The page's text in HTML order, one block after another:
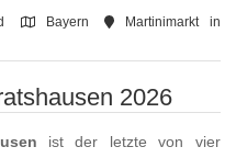
Bayern
Martinimarkt in
2026
ist der letzte von vier